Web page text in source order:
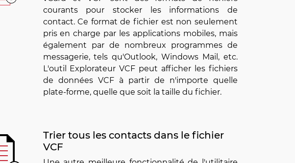
courants pour stocker les informations de
contact. Ce format de fichier est non seulement
pris en charge par les applications mobiles, mais
également par de nombreux programmes de
messagerie, tels qu'Outlook, Windows Mail, etc.
L'outil Explorateur VCF peut afficher les fichiers
de données VCF à partir de n'importe quelle
plate-forme, quelle que soit la taille du fichier.
Trier tous les contacts dans le fichier
VCF